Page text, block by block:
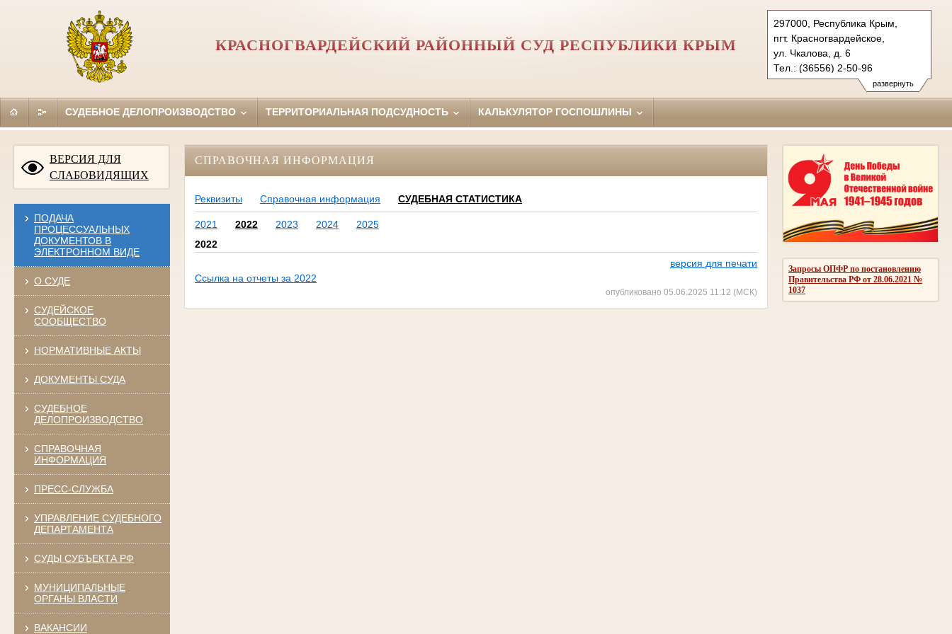
развернуть
297000, Республика Крым,
пгт. Красногвардейское,
ул. Чкалова, д. 6
Тел.: (36556) 2-50-96
krasnogvardeiskiy.krm@sudrf.ru
КРАСНОГВАРДЕЙСКИЙ РАЙОННЫЙ СУД РЕСПУБЛИКИ КРЫМ
СУДЕБНОЕ ДЕЛОПРОИЗВОДСТВО ТЕРРИТОРИАЛЬНАЯ ПОДСУДНОСТЬ КАЛЬКУЛЯТОР ГОСПОШЛИНЫ
ВЕРСИЯ ДЛЯ
СЛАБОВИДЯЩИХ
ПОДАЧА
ПРОЦЕССУАЛЬНЫХ
ДОКУМЕНТОВ В
ЭЛЕКТРОННОМ ВИДЕ
О СУДЕ
СУДЕЙСКОЕ
СООБЩЕСТВО
НОРМАТИВНЫЕ АКТЫ
ДОКУМЕНТЫ СУДА
СУДЕБНОЕ
ДЕЛОПРОИЗВОДСТВО
СПРАВОЧНАЯ
ИНФОРМАЦИЯ
ПРЕСС-СЛУЖБА
УПРАВЛЕНИЕ СУДЕБНОГО
ДЕПАРТАМЕНТА
СУДЫ СУБЪЕКТА РФ
МУНИЦИПАЛЬНЫЕ
ОРГАНЫ ВЛАСТИ
ВАКАНСИИ
Запросы ОПФР по постановлению
Правительства РФ от 28.06.2021 №
1037
СПРАВОЧНАЯ ИНФОРМАЦИЯ
Реквизиты Справочная информация СУДЕБНАЯ СТАТИСТИКА
2021 2022 2023 2024
2025
2022
версия для печати
Ссылка на отчеты за 2022
опубликовано 05.06.2025 11:12 (МСК)